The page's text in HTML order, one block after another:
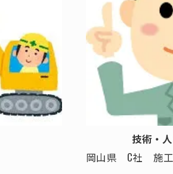
技術・
岡山県 C社 施